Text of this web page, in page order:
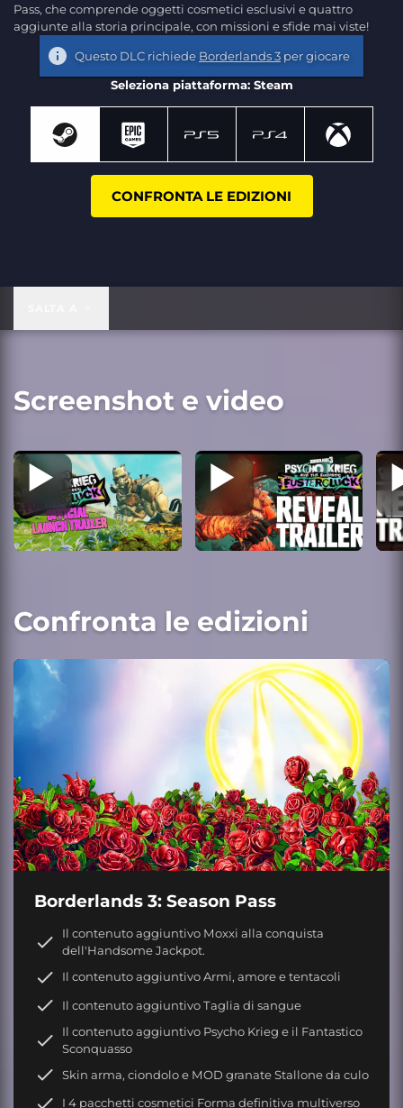
Pass, che comprende oggetti cosmetici esclusivi e quattro
aggiunte alla storia principale, con missioni e sfide mai viste!
Questo DLC richiede Borderlands 3 per giocare
Seleziona piattaforma: Steam
CONFRONTA LE EDIZIONI
Screenshot e video
Confronta le edizioni
Borderlands 3: Season Pass
Il contenuto aggiuntivo Moxxi alla conquista
dell'Handsome Jackpot.
Il contenuto aggiuntivo Armi, amore e tentacoli
Il contenuto aggiuntivo Taglia di sangue
Il contenuto aggiuntivo Psycho Krieg e il Fantastico
Sconquasso
Skin arma, ciondolo e MOD granate Stallone da culo
I 4 pacchetti cosmetici Forma definitiva multiverso